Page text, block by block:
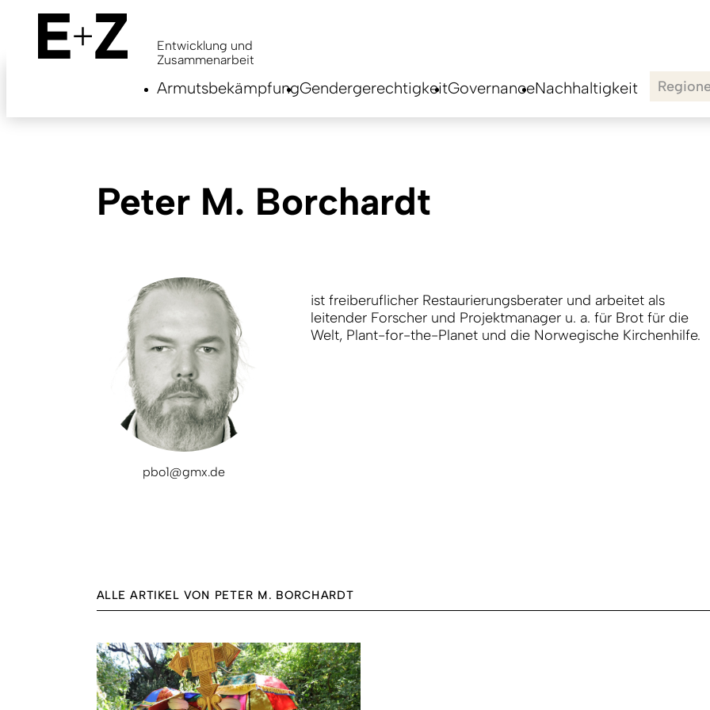
content
Entwicklung und
Zusammenarbeit
ArmutsbekämpfungGendergerechtigkeitGovernanceNachhaltigkeit
Peter M. Borchardt
pbo1@gmx.de
ist freiberuflicher Restaurierungsberater und arbeitet als
leitender Forscher und Projektmanager u. a. für Brot für die
Welt, Plant-for-the-Planet und die Norwegische Kirchenhilfe.
ALLE ARTIKEL VON PETER M. BORCHARDT